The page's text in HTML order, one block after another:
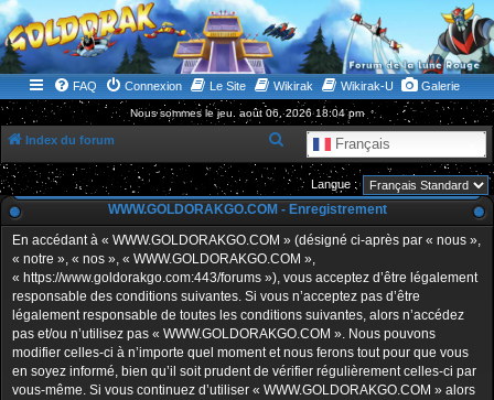
WWW.GOLDORAKGO.COM
le site de la Lune Rouge
FAQ Connexion Le Site Wikirak Wikirak-U Galerie
Nous sommes le jeu. août 06, 2026 18:04 pm
Index du forum Français
e
c
h
e
c
h
e
r
Langue :
WWW.GOLDORAKGO.COM - Enregistrement
En accédant à « WWW.GOLDORAKGO.COM » (désigné ci-après par « nous »,
« notre », « nos », « WWW.GOLDORAKGO.COM »,
« https://www.goldorakgo.com:443/forums »), vous acceptez d’être légalement
responsable des conditions suivantes. Si vous n’acceptez pas d’être
légalement responsable de toutes les conditions suivantes, alors n’accédez
pas et/ou n’utilisez pas « WWW.GOLDORAKGO.COM ». Nous pouvons
modifier celles-ci à n’importe quel moment et nous ferons tout pour que vous
en soyez informé, bien qu’il soit prudent de vérifier régulièrement celles-ci par
vous-même. Si vous continuez d’utiliser « WWW.GOLDORAKGO.COM » alors